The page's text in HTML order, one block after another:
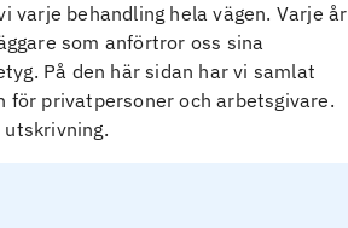
varje behandling hela vägen. Varje år
som anförtror oss sina
På den här sidan har vi samlat
privatpersoner och arbetsgivare.